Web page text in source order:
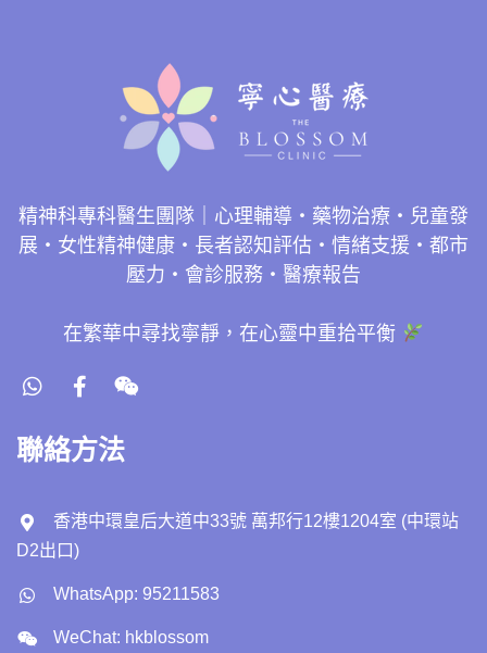
精神科專科醫生團隊｜心理輔導・藥物治療・兒童發
展・女性精神健康・長者認知評估・情緒支援・都市
壓力・會診服務・醫療報告
在繁華中尋找寧靜，在心靈中重拾平衡
聯絡方法
香港中環皇后大道中33號 萬邦行12樓1204室 (中環站
D2出口)
WhatsApp: 95211583
WeChat: hkblossom